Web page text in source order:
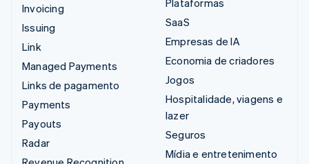
Invoicing
Issuing
Link
Managed Payments
Links de pagamento
Payments
Payouts
Radar
Plataformas
SaaS
Empresas de IA
Economia de criadores
Jogos
Hospitalidade, viagens e
lazer
Seguros
Mídia e entretenimento